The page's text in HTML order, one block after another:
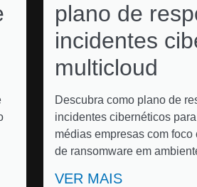
plano de
incidentes
multicloud
Descubra como plano de
incidentes cibernéticos
médias empresas com foco
de ransomware em
VER MAIS